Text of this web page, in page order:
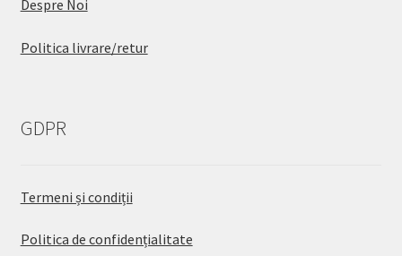
Despre Noi
Politica livrare/retur
GDPR
Termeni și condiții
Politica de confidențialitate